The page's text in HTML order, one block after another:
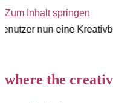
Zum Inhalt springen
eine Kreativbörse
where the